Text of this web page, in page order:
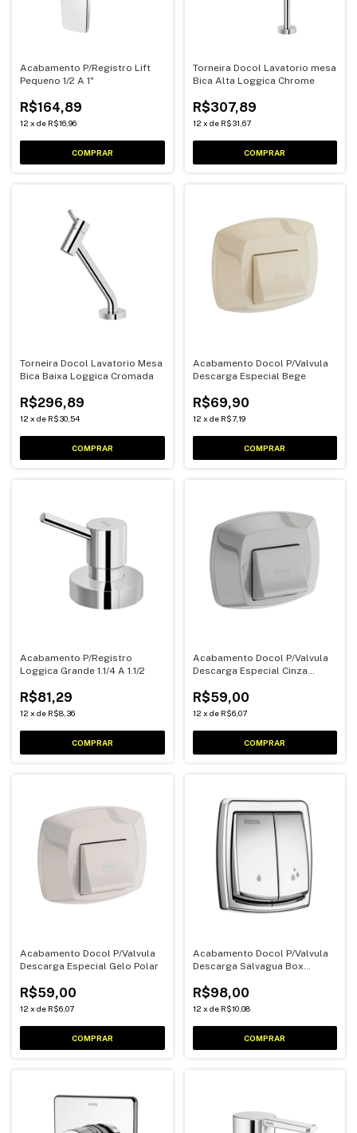
Acabamento P/Registro Lift
Pequeno 1/2 A 1"
R$164,89
12 x de R$16,96
Torneira Docol Lavatorio mesa
Bica Alta Loggica Chrome
R$307,89
12 x de R$31,67
Torneira Docol Lavatorio Mesa
Bica Baixa Loggica Cromada
R$296,89
12 x de R$30,54
Acabamento Docol P/Valvula
Descarga Especial Bege
R$69,90
12 x de R$7,19
Acabamento P/Registro
Loggica Grande 1.1/4 A 1.1/2
R$81,29
12 x de R$8,36
Acabamento Docol P/Valvula
Descarga Especial Cinza
R$59,00
12 x de R$6,07
Acabamento Docol P/Valvula
Descarga Especial Gelo Polar
R$59,00
12 x de R$6,07
Acabamento Docol P/Valvula
Descarga Salvagua Box
R$98,00
12 x de R$10,08